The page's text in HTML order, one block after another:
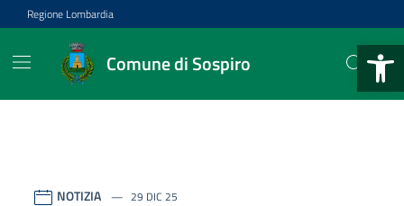
Apri la
Vai ai contenuti
Vai al footer
Regione Lombardia
Comune di Sospiro
NOTIZIA 29 DIC 25